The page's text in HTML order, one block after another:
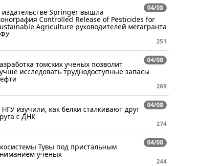
04/08
издательстве Springer вышла
Controlled Release of Pesticides for
Agriculture руководителей мегагранта
251
04/08
томских ученых позволит
исследовать труднодоступные запасы
269
04/08
изучили, как белки сталкивают друг
с ДНК
274
04/08
Тувы под пристальным
ученых
244